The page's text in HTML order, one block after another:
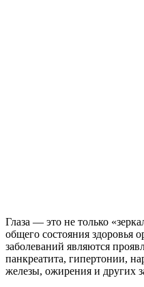
Глаза — это не только
общего состояния здоровья
заболеваний являются
панкреатита, гипертонии,
железы, ожирения и других